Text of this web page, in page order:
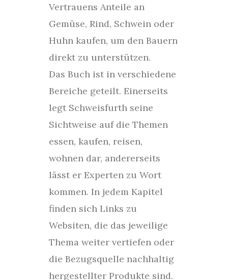
Vertrauens Anteile an
Gemüse, Rind, Schwein oder
Huhn kaufen, um den Bauern
direkt zu unterstützen.
Das Buch ist in verschiedene
Bereiche geteilt. Einerseits
legt Schweisfurth seine
Sichtweise auf die Themen
essen, kaufen, reisen,
wohnen dar, andererseits
lässt er Experten zu Wort
kommen. In jedem Kapitel
finden sich Links zu
Websiten, die das jeweilige
Thema weiter vertiefen oder
die Bezugsquelle nachhaltig
hergestellter Produkte sind.